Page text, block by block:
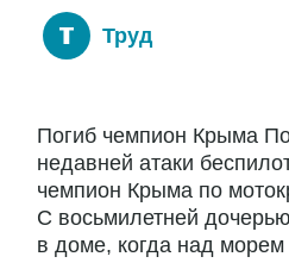
Труд
Погиб чемпион Крыма
недавней атаки
чемпион Крыма по
С восьмилетней
в доме, когда над морем